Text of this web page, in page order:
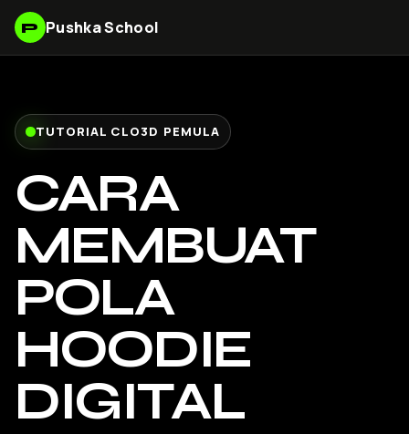
P Pushka School
TUTORIAL CLO3D PEMULA
CARA
MEMBUAT
POLA
HOODIE
DIGITAL